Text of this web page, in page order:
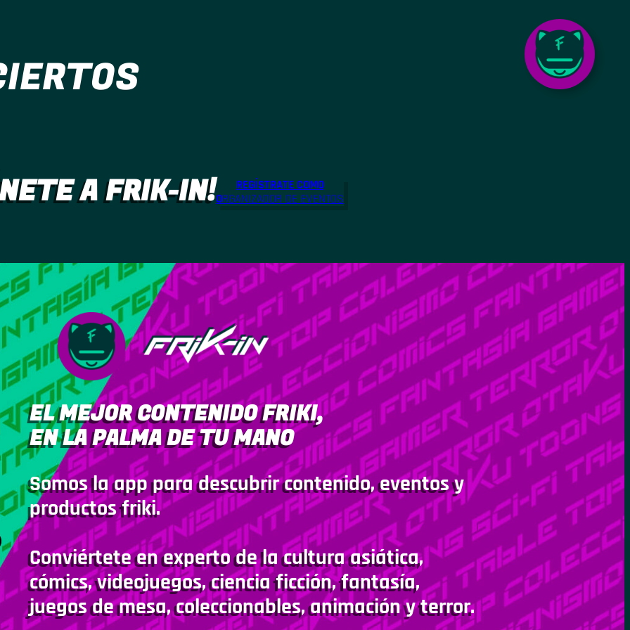
A FRIK-IN!
REGÍSTRATE COMO
ORGANIZADOR DE EVENTOS
EL MEJOR CONTENIDO FRIKI,
EN LA PALMA DE TU MANO
Somos la app para descubrir contenido, eventos y
productos friki.
Conviértete en experto de la cultura asiática,
cómics, videojuegos, ciencia ficción, fantasía,
juegos de mesa, coleccionables, animación y terror.